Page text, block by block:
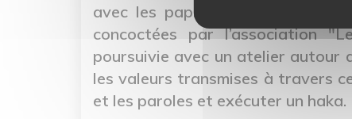
avec les papilles grâce à des
concoctées par l’association
poursuivie avec un atelier autour
les valeurs transmises à travers
et les paroles et exécuter un haka.